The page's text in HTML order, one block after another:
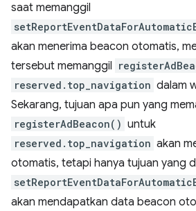
saat memanggil
akan menerima beacon otomatis,
tersebut memanggil
reserved.top_navigation dalam
Sekarang, tujuan apa pun yang
registerAdBeacon() untuk
reserved.top_navigation akan
otomatis, tetapi hanya tujuan yang
akan mendapatkan data beacon